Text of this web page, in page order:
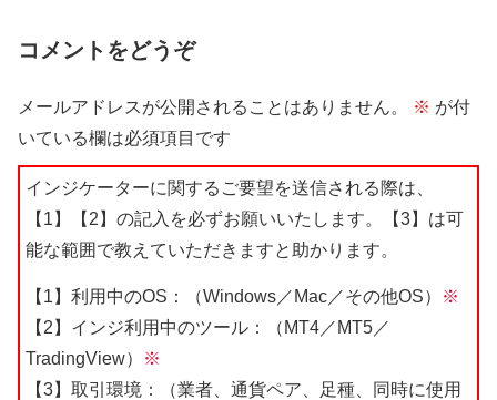
コメントをどうぞ
メールアドレスが公開されることはありません。 ※ が付
いている欄は必須項目です
インジケーターに関するご要望を送信される際は、
【1】【2】の記入を必ずお願いいたします。【3】は可
能な範囲で教えていただきますと助かります。
【1】利用中のOS：（Windows／Mac／その他OS）
※
【2】インジ利用中のツール：（MT4／MT5／
TradingView）
※
【3】取引環境：（業者、通貨ペア、足種、同時に使用